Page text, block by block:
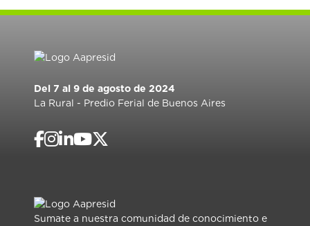
Del 7 al 9 de agosto de 2024
La Rural - Predio Ferial de Buenos Aires
Sumate a nuestra comunidad de conocimiento e